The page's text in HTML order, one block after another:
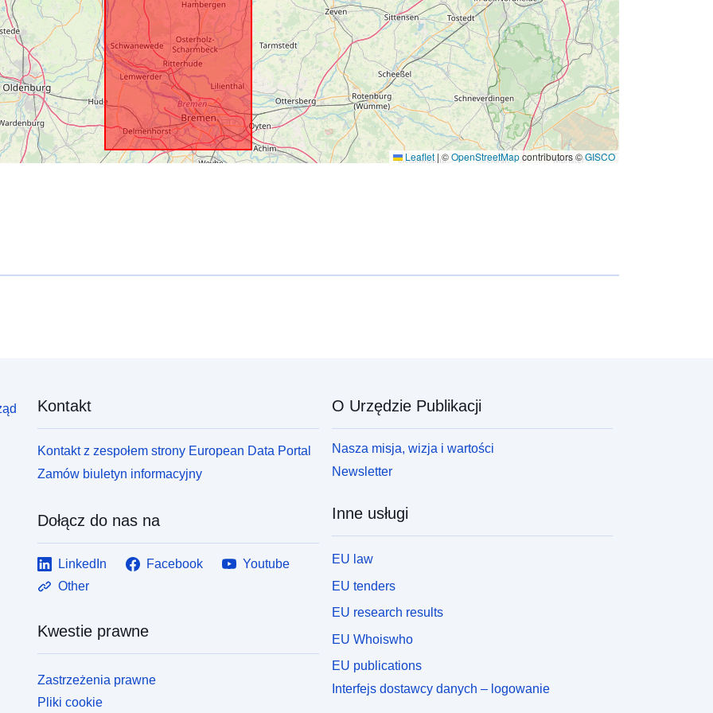
Leaflet |©OpenStreetMapcontributors ©GISCO
Kontakt
Kontakt z zespołem strony European Data Portal
Zamów biuletyn informacyjny
Dołącz do nas na
LinkedIn Facebook
Youtube
Other
Kwestie prawne
Zastrzeżenia prawne
Pliki cookie
O Urzędzie Publikacji
Nasza misja, wizja i wartości
Newsletter
Inne usługi
EU law
EU tenders
EU research results
EU Whoiswho
EU publications
Interfejs dostawcy danych – logowanie